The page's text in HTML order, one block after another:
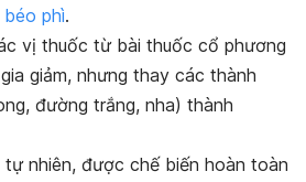
béo phì.
vị thuốc từ bài thuốc cổ phương
giảm, nhưng thay các thành
đường trắng, nha) thành
nhiên, được chế biến hoàn toàn